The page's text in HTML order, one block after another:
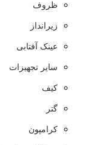
ظروف
زیرانداز
عینک آفتابی
سایر تجهیزات
کیف
گتر
کرامپون